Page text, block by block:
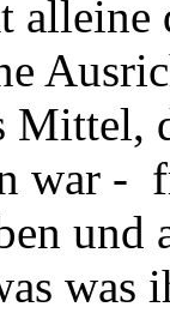
alleine
Mittel,
war -
und
was